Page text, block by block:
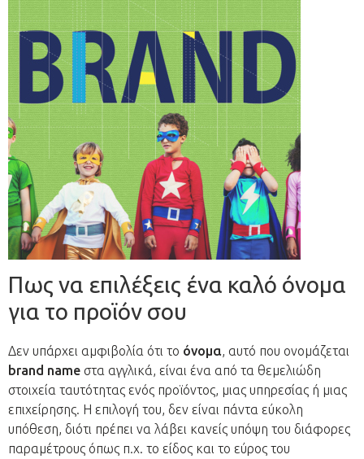
Πως να επιλέξεις ένα καλό όνομα
για το προϊόν σου
Δεν υπάρχει αμφιβολία ότι το όνομα , αυτό που ονομάζεται
brand name στα αγγλικά, είναι ένα από τα θεμελιώδη
στοιχεία ταυτότητας ενός προϊόντος, μιας υπηρεσίας ή μιας
επιχείρησης. Η επιλογή του, δεν είναι πάντα εύκολη
υπόθεση, διότι πρέπει να λάβει κανείς υπόψη του διάφορες
παραμέτρους όπως π.χ. το είδος και το εύρος του